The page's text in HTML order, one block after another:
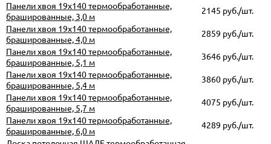
Панели хвоя 19х140 термообработанные,
брашированные, 3,0 м
2145 руб./шт.
Панели хвоя 19х140 термообработанные,
брашированные, 4,0 м
2859 руб./шт.
Панели хвоя 19х140 термообработанные,
брашированные, 5,1 м
3646 руб./шт.
Панели хвоя 19х140 термообработанные,
брашированные, 5,4 м
3860 руб./шт.
Панели хвоя 19х140 термообработанные,
брашированные, 5,7 м
4075 руб./шт.
Панели хвоя 19х140 термообработанные,
брашированные, 6,0 м
4289 руб./шт.